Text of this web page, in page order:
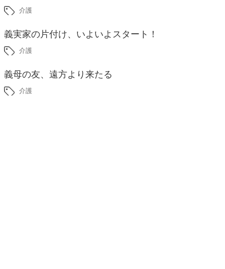
介護
義実家の片付け、いよいよスタート！
介護
義母の友、遠方より来たる
介護